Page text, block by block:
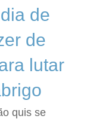
de
de
lutar
quis se